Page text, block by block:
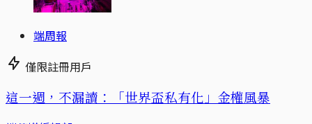
端周報
僅限註冊用戶
這一週，不漏讀：「世界盃私有化」金權風暴